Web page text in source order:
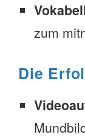
zum
Die